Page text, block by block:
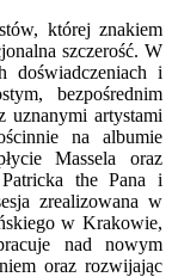
której znakiem
szczerość. W
doświadczeniach i
bezpośrednim
uznanymi artystami
na albumie
Massela oraz
the Pana i
zrealizowana w
w Krakowie,
nad nowym
oraz rozwijając